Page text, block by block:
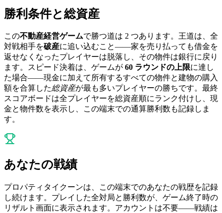
勝利条件と総資産
この不動産経営ゲームで勝つ道は 2 つあります。王道は、全
対戦相手を破産に追い込むこと——家を売り払っても借金を
返せなくなったプレイヤーは脱落し、その物件は銀行に戻り
ます。スピード決着は、ゲームが 60 ラウンドの上限に達し
た場合——現金に加えて所有するすべての物件と建物の購入
額を合算した総資産が最も多いプレイヤーの勝ちです。最終
スコアボードは全プレイヤーを総資産順にランク付けし、現
金と物件数を表示し、この端末での通算勝利数も記録しま
す。
あなたの戦績
プロパティタイクーンは、この端末でのあなたの戦歴を記録
し続けます。プレイした全対局と勝利数が、ゲーム終了時の
リザルト画面に表示されます。アカウントは不要——戦績は